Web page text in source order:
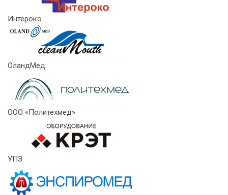
Интероко
ОландМед
ООО «Политехмед»
УПЗ